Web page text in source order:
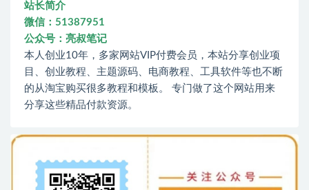
站长简介
微信：51387951
公众号：亮叔笔记
本人创业10年，多家网站VIP付费会员，本站分享创业项
目、创业教程、主题源码、电商教程、工具软件等也不断
的从淘宝购买很多教程和模板。 专门做了这个网站用来
分享这些精品付款资源。